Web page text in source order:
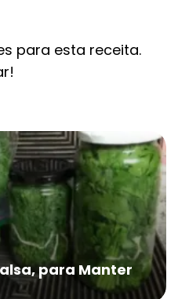
para esta receita.
para Manter